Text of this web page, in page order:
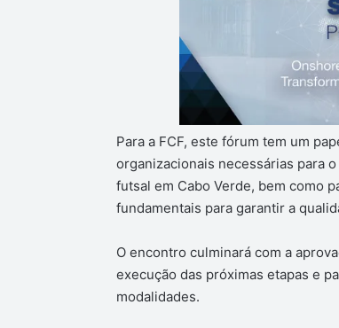
Para a FCF, este fórum tem um
organizacionais necessárias para
futsal em Cabo Verde, bem como
fundamentais para garantir a
O encontro culminará com a
execução das próximas etapas e
modalidades.